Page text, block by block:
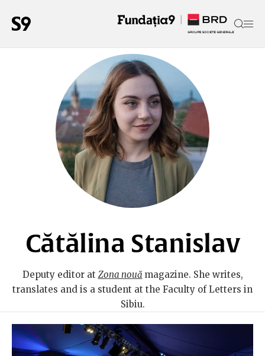
Cătălina Stanislav
Deputy editor at Zona nouă magazine. She writes,
translates and is a student at the Faculty of Letters in
Sibiu.